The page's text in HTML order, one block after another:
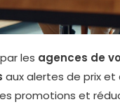
les agences de
aux alertes de prix et
promotions et